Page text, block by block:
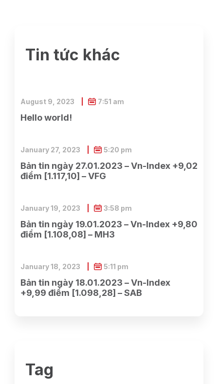
Tin tức khác
Hello world!
August 9, 2023 7:51 am
Bản tin ngày 27.01.2023 – Vn-Index +9,02
điểm [1.117,10] – VFG
January 27, 2023 5:20 pm
Bản tin ngày 19.01.2023 – Vn-Index +9,80
điểm [1.108,08] – MH3
January 19, 2023 3:58 pm
Bản tin ngày 18.01.2023 – Vn-Index
+9,99 điểm [1.098,28] – SAB
January 18, 2023 5:11 pm
Tag